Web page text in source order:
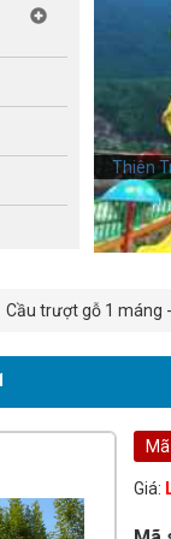
Thiên
Thiên
Cầu trượt gỗ 1 máng
Giá: